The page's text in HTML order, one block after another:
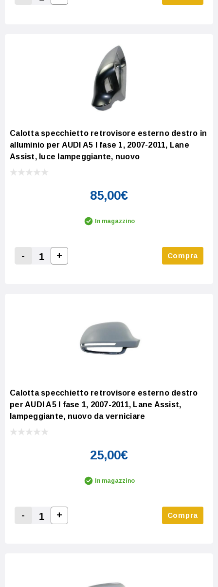
Decrease Quantity:
Increase Quantity:
Calotta specchietto retrovisore esterno destro in
alluminio per AUDI A5 I fase 1, 2007-2011, Lane
Assist, luce lampeggiante, nuovo
85,00€
In magazzino
Decrease Quantity:
-
Increase Quantity:
+ Compra
Calotta specchietto retrovisore esterno destro
per AUDI A5 I fase 1, 2007-2011, Lane Assist,
lampeggiante, nuovo da verniciare
25,00€
In magazzino
Decrease Quantity:
-
Increase Quantity:
+ Compra